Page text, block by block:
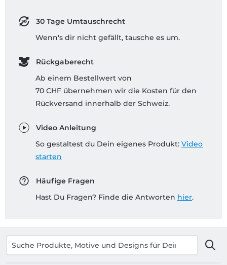
30 Tage Umtauschrecht
Wenn's dir nicht gefällt, tausche es um.
Rückgaberecht
Ab einem Bestellwert von
70 CHF übernehmen wir die Kosten für den
Rückversand innerhalb der Schweiz.
Video Anleitung
So gestaltest du Dein eigenes Produkt: Video
starten
Häufige Fragen
Hast Du Fragen? Finde die Antworten hier.